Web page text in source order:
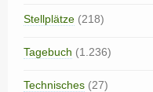
Stellplätze (218)
Tagebuch (1.236)
Technisches (27)